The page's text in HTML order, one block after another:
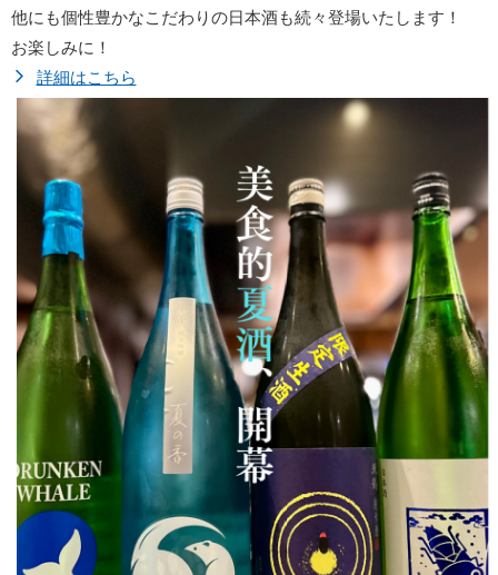
他にも個性豊かなこだわりの日本酒も続々登場いたします！
お楽しみに！
詳細はこちら